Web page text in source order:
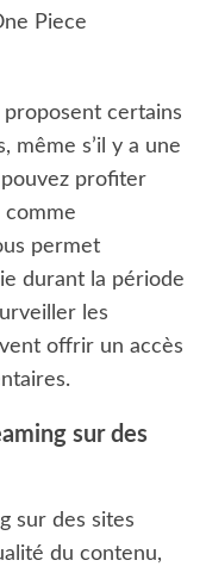
Piece
certains
même s’il y a une
profiter
comme
permet
durant la période
les
offrir un accès
sur des
sur des sites
du contenu,